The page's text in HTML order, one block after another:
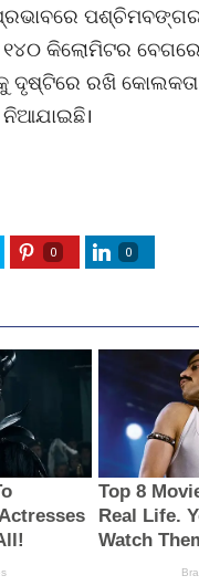
ପଶ୍ଚିମବଙ୍ଗର
କିଲୋମିଟର
ଦୃଷ୍ଟିରେ ରଖି
0 0